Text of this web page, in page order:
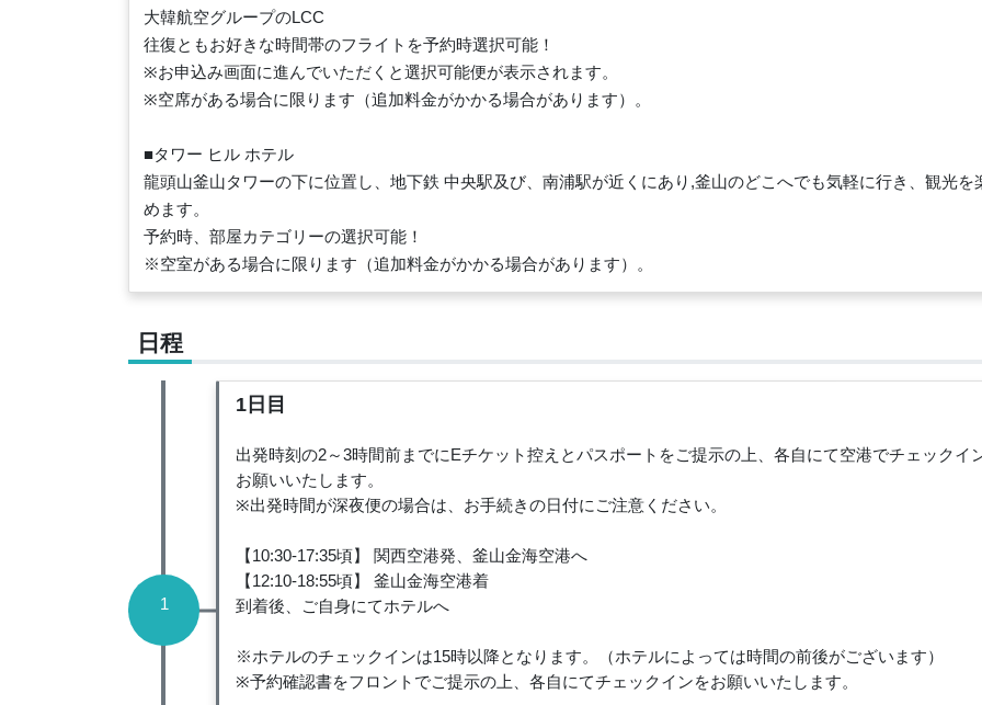
大韓航空グループのLCC
往復ともお好きな時間帯のフライトを予約時選択可能！
※お申込み画面に進んでいただくと選択可能便が表示されます。
※空席がある場合に限ります（追加料金がかかる場合があります）。
■タワー ヒル ホテル
龍頭山釜山タワーの下に位置し、地下鉄 中央駅及び、南浦駅が近くにあり,釜山のどこへでも気軽に行き、観光を
めます。
予約時、部屋カテゴリーの選択可能！
※空室がある場合に限ります（追加料金がかかる場合があります）。
日程
1
1日目
出発時刻の2～3時間前までにEチケット控えとパスポートをご提示の上、各自にて空港でチェックイ
お願いいたします。
※出発時間が深夜便の場合は、お手続きの日付にご注意ください。
【10:30-17:35頃】 関西空港発、釜山金海空港へ
【12:10-18:55頃】 釜山金海空港着
到着後、ご自身にてホテルへ
※ホテルのチェックインは15時以降となります。（ホテルによっては時間の前後がございます）
※予約確認書をフロントでご提示の上、各自にてチェックインをお願いいたします。